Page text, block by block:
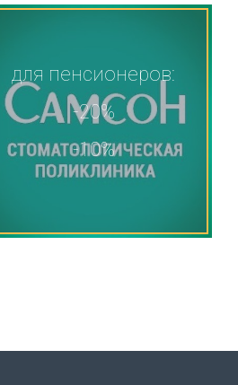
для пенсионеров:
-20%
-10%